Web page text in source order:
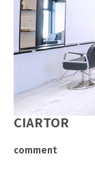
CIARTOR
comment